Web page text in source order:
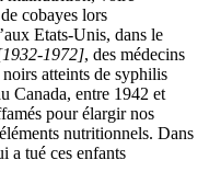
cobayes lors
Etats-Unis, dans le
1972], des médecins
atteints de syphilis
Canada, entre 1942 et
pour élargir nos
nutritionnels. Dans
a tué ces enfants